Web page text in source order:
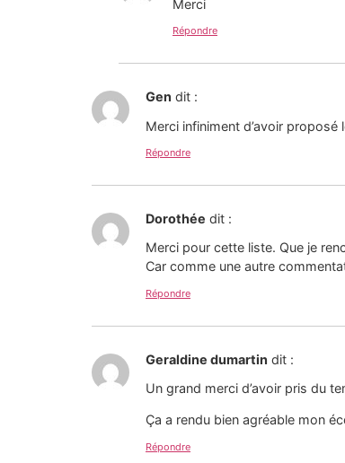
Merci
Répondre
Gen dit :
Merci infiniment d’avoir
Répondre
Dorothée dit :
Merci pour cette liste. Que je
Car comme une autre
Répondre
Geraldine dumartin dit :
Un grand merci d’avoir pris du
Ça a rendu bien agréable mon
Répondre